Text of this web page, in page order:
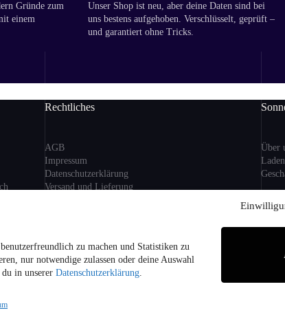
zu machen und Statistiken zu
nur notwendige zulassen oder deine Auswahl
in unserer Datenschutzerklärung.
Gründe zum
einem
Unser Shop ist neu, aber deine Daten sind bei
uns bestens aufgehoben. Verschlüsselt, geprüft –
und garantiert ohne Tricks.
Rechtliches
AGB
Impressum
Datenschutzerklärung
Versand und Lieferung
Alle Preise inkl. gesetzlicher MwSt. und ggf.
zzgl. Versandkosten bei Lieferungen nach
Hause. Kein Verkauf von Alkohol an
Über